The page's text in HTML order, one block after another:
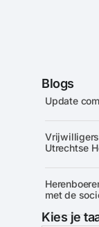
Blogs
Update
Utrechtse
met de
Kies je